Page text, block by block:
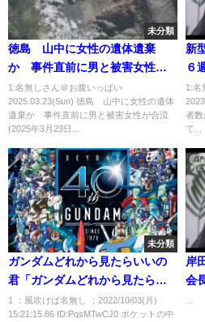
未分類
徳島 山中に女性の遺体遺棄
か 事件直前に男と被害女性が
合流(2025年3月23日)
1:名無しさん＠お腹いっぱい
2025.03.23(Sun) 徳島 山中に女性の遺体
遺棄か 事件直前に男と被害女性が合流
(2025年3月23日...
新
６
1:名
者数
て...
未分類
ガンダムどれから見たらいいの
君「ガンダムどれから見たらい
いの」 にわかワイ（きたっ！）
1 ：風吹けば名無し ：2022/10/03(月)
15:21:15.86 ID:PqsMTwCJ0 ポケットの中
岸
会